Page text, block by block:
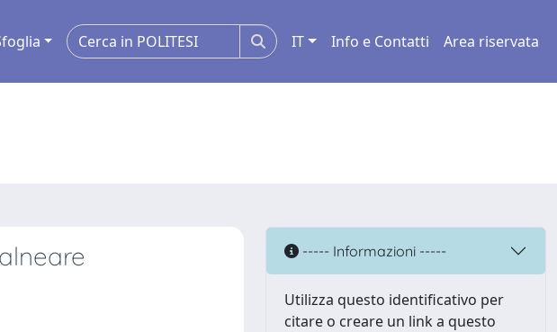
IT Info e Contatti Area riservata
----- Informazioni -----
Utilizza questo identificativo per
citare o creare un link a questo